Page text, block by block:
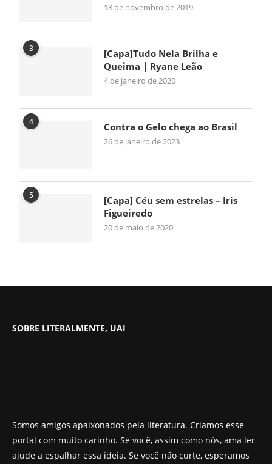
18 de novembro de 2019
3
[Capa]Tudo Nela Brilha e
Queima | Ryane Leão
4 de janeiro de 2020
4 Contra o Gelo chega ao Brasil
26 de janeiro de 2023
5
[Capa] Céu sem estrelas – Iris
Figueiredo
20 de maio de 2020
SOBRE LITERALMENTE, UAI
Somos amigos apaixonados pela literatura. Criamos esse
portal com muito carinho. Se você, assim como nós, ama ler
ajude a espalhar essa ideia. Se você não curte, esperamos